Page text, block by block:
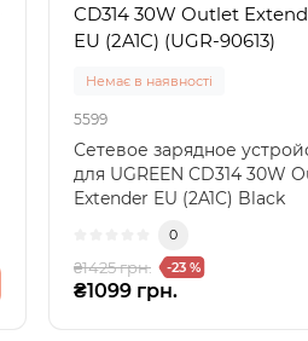
CD314 30W Outlet
EU (2A1C) (UGR-90613)
Немає в наявності
5599
Сетевое зарядное
для UGREEN CD314 30W
Extender EU (2A1C) Black
0
₴1425 грн. -23 %
₴1099 грн.